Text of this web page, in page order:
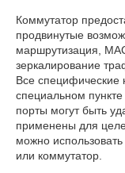
Коммутатор
продвинутые
маршрутизация,
зеркалирование
Все специфические
специальном
порты могут быть
применены для
можно
или коммутатор.